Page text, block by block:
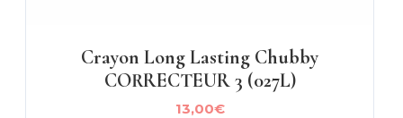
Crayon Long Lasting Chubby
CORRECTEUR 3 (027L)
13,00€